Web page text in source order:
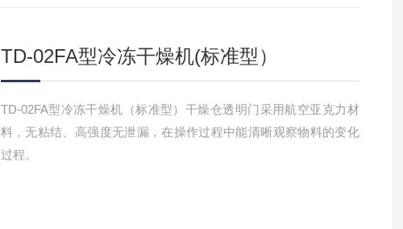
TD-02FA型冷冻干燥机(标准型）
TD-02FA型冷冻干燥机（标准型）干燥仓透明门采用航空亚克力材
料，无粘结、高强度无泄漏，在操作过程中能清晰观察物料的变化
过程。